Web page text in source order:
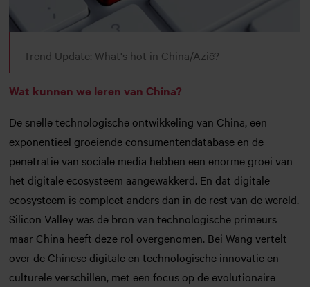
Trend Update: What's hot in China/Azië?
Wat kunnen we leren van China?
De snelle technologische ontwikkeling van China, een
exponentieel groeiende consumentendatabase en de
penetratie van sociale media hebben een enorme groei van
het digitale ecosysteem aangewakkerd. En dat digitale
ecosysteem is compleet anders dan in de rest van de wereld.
Silicon Valley was de bron van technologische primeurs
maar China heeft deze rol overgenomen. Bei Wang vertelt
over de Chinese digitale en technologische innovatie en
culturele verschillen, met een focus op de evolutionaire